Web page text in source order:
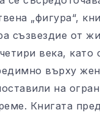
„фигура“,
съзвездие от
века, като
върху
на
Книгата